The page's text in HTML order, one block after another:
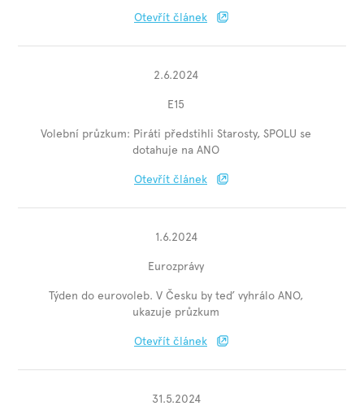
Otevřít článek
2.6.2024
E15
Volební průzkum: Piráti předstihli Starosty, SPOLU se
dotahuje na ANO
Otevřít článek
1.6.2024
Eurozprávy
Týden do eurovoleb. V Česku by teď vyhrálo ANO,
ukazuje průzkum
Otevřít článek
31.5.2024